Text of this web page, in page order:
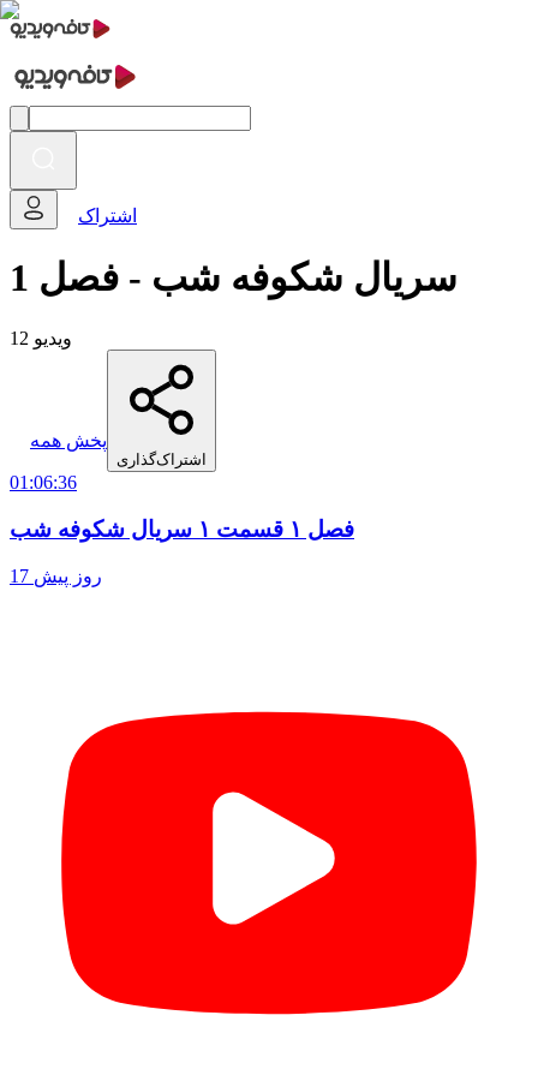
اشتراک
سریال شکوفه شب - فصل 1
12 ویدیو
پخش همه
اشتراک‌گذاری
01:06:36
فصل ۱ قسمت ۱ سریال شکوفه شب
17 روز پیش